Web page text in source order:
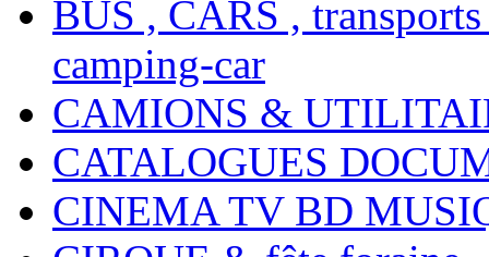
BUS , CARS ,
camping-car
CAMIONS &
CATALOGUES
CINEMA TV BD